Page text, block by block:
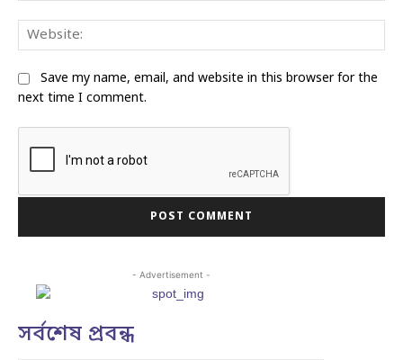
Save my name, email, and website in this browser for the
next time I comment.
- Advertisement -
সর্বশেষ প্রবন্ধ